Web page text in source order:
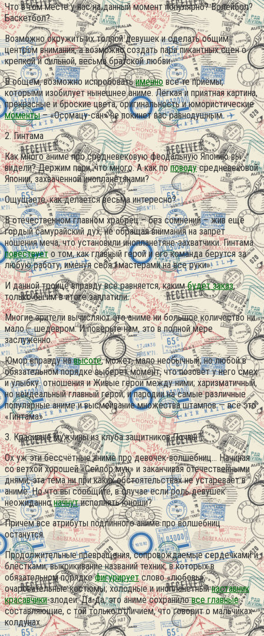
Что в том месте у нас на данный момент популярно? Волейбол?
Баскетбол?
Возможно окружить их толпой девушек и сделать общим
центром внимания, а возможно создать пара пикантных сцен о
крепкой и сильной, весьма братской любви.
В общем, возможно испробоватьименно все те приёмы,
которыми изобилует нынешнее аниме. Лёгкая и приятная картина,
прекрасные и броские цвета, оригинальность и юмористические
моменты– «Осомацу-сан» не покинет вас равнодушным.
2. Гинтама
Как много аниме про средневековую феодальную Японию вы
видели? Держим пари, что много. А как поповодусредневековой
Японии, захваченной инопланетянами?
Ощущаете, как делается весьма интересно?
В отечественном главном храбрец – без сомнений – жив ещё
гордый самурайский дух, не обращая внимания на запрет
ношения меча, что установили инопланетяне-захватчики. Гинтама
повествуето том, как главный герой и его команда берутся за
любую работу, именуя себя «мастерами на все руки».
И данной троице вправду всё равняется, какимбудет заказ,
только бы им в итоге заплатили.
Многие зрители вычисляют это аниме ни большое количество ни
мало – шедевром. И поверьте нам, это в полной мере
заслуженно.
Юмор вправду навысоте, может, мало необычный; но любой в
обязательном порядке выберет момент, что позовёт у него смех
и улыбку. отношения и Живые герои между ними; харизматичный,
но неидеальный главный герой; и пародии на самые различные
популярные аниме и высмеивание множества штампов — всё это
«Гинтама».
3. Красивые мужчины из клуба защитников Почвы
Ох уж эти бессчётные аниме про девочек-волшебниц… Начиная
со ветхой хорошей «Сейлор мун» и заканчивая отечественными
днями, эта тема ни при каких обстоятельствах не устаревает в
аниме. Но что вы сообщите, в случае если роль девушек
неожиданноначнутисполнять юноши?
Причём все атрибуты подлинного аниме про волшебниц
останутся.
Продолжительные превращения, сопровождаемые сердечками и
блёстками; выкрикивание названий техник, в которых в
обязательном порядкефигурируетслово «любовь»;
очаровательные костюмы; холодные и инопланетныйнаставник
красавчики-злодеи. Да-да, это аниме сохраниловсе главные
составляющие, с той только отличием, что говорит о мальчиках-
колдунах.